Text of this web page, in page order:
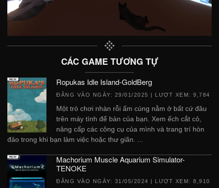
CÁC GAME TƯƠNG TỰ
Ropukas Idle Island-GoldBerg
ĐĂNG VÀO NGÀY: 29/01/2025 | LƯỢT XEM: 9,784
Một trò chơi nhàn rỗi ấm cúng nằm ở bất cứ đâu
trên máy tính để bàn của bạn. Xem ếch cắt cỏ,
nâng cấp các công cụ của mình và trang trí hòn
đảo trong khi bạn làm việc hoặc thư giãn. ...
Machorium Muscle Aquarium Simulator-
TENOKE
ĐĂNG VÀO NGÀY: 31/05/2024 | LƯỢT XEM: 8,910